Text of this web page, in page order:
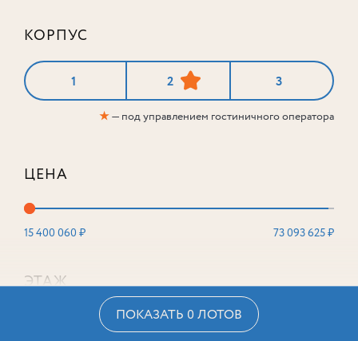
КОРПУС
1 2 3
★— под управлением гостиничного оператора
ЦЕНА
15 400 060 ₽ 73 093 625 ₽
ЭТАЖ
ПОКАЗАТЬ 0 ЛОТОВ